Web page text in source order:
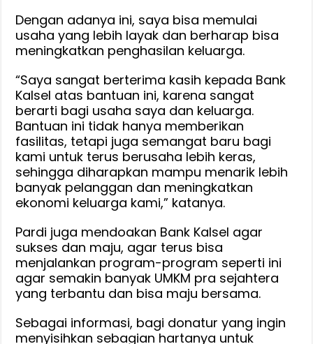
Dengan adanya ini, saya bisa memulai
usaha yang lebih layak dan berharap bisa
meningkatkan penghasilan keluarga.
“Saya sangat berterima kasih kepada Bank
Kalsel atas bantuan ini, karena sangat
berarti bagi usaha saya dan keluarga.
Bantuan ini tidak hanya memberikan
fasilitas, tetapi juga semangat baru bagi
kami untuk terus berusaha lebih keras,
sehingga diharapkan mampu menarik lebih
banyak pelanggan dan meningkatkan
ekonomi keluarga kami,” katanya.
Pardi juga mendoakan Bank Kalsel agar
sukses dan maju, agar terus bisa
menjalankan program-program seperti ini
agar semakin banyak UMKM pra sejahtera
yang terbantu dan bisa maju bersama.
Sebagai informasi, bagi donatur yang ingin
menyisihkan sebagian hartanya untuk